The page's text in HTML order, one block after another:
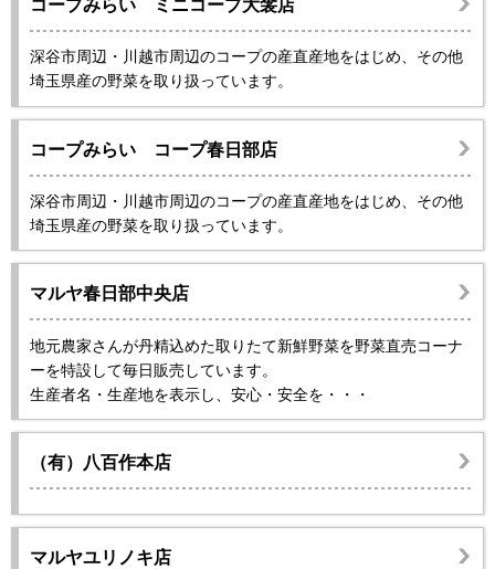
コープみらい ミニコープ大衾店
深谷市周辺・川越市周辺のコープの産直産地をはじめ、その他
埼玉県産の野菜を取り扱っています。
コープみらい コープ春日部店
深谷市周辺・川越市周辺のコープの産直産地をはじめ、その他
埼玉県産の野菜を取り扱っています。
マルヤ春日部中央店
地元農家さんが丹精込めた取りたて新鮮野菜を野菜直売コーナ
ーを特設して毎日販売しています。
生産者名・生産地を表示し、安心・安全を・・・
（有）八百作本店
マルヤユリノキ店